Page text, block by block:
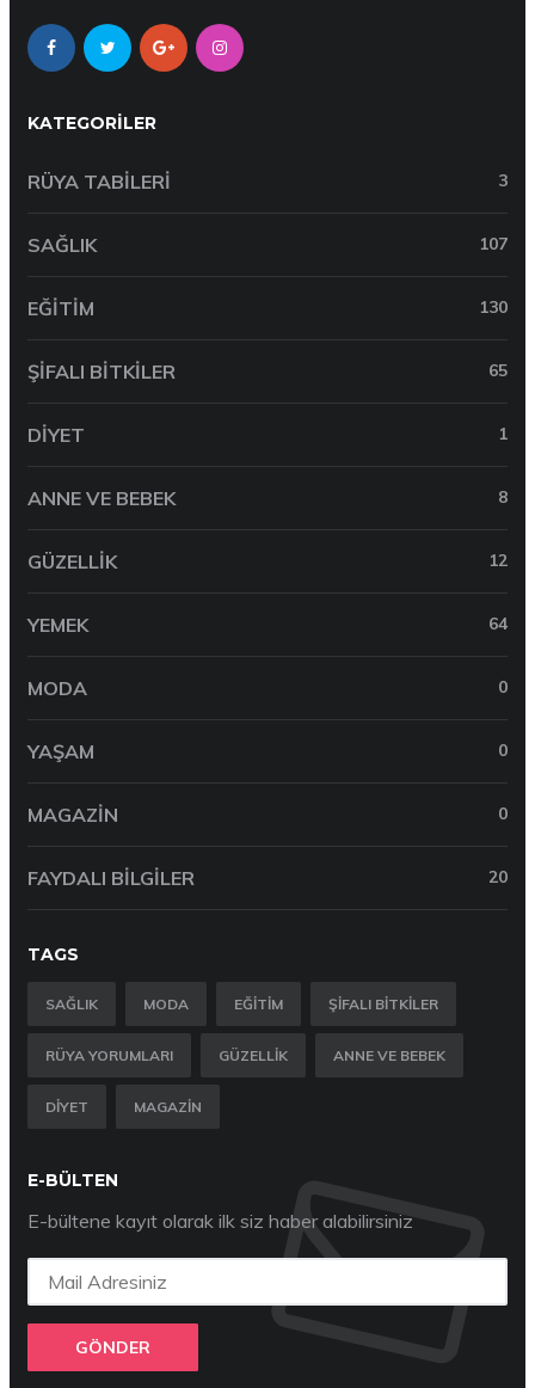
KATEGORILER
RÜYA TABILERI 3
SAĞLIK 107
EĞITIM 130
ŞIFALI BITKILER 65
DIYET 1
ANNE VE BEBEK 8
GÜZELLIK 12
YEMEK 64
MODA 0
YAŞAM 0
MAGAZIN 0
FAYDALI BILGILER 20
TAGS
SAĞLIK MODA EĞITIM ŞIFALI BITKILER
RÜYA YORUMLARI GÜZELLIK ANNE VE BEBEK
DIYET MAGAZIN
E-BÜLTEN
E-bültene kayıt olarak ilk siz haber alabilirsiniz
GÖNDER